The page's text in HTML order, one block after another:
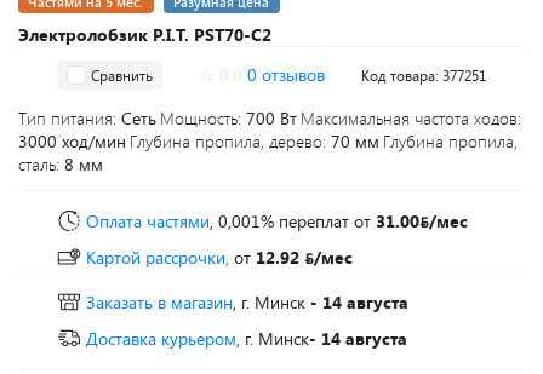
Электролобзик P.I.T. PST70-C2
Сравнить 0 отзывов Код товара: 377251
Тип питания: Сеть Мощность: 700 Вт Максимальная частота ходов:
3000 ход/мин Глубина пропила, дерево: 70 мм Глубина пропила,
сталь: 8 мм
Оплата частями, 0,001% переплат от 31.00 /мес
Картой рассрочки, от 12.92
/мес
Заказать в магазин, г. Минск - 14 августа
Доставка курьером, г. Минск- 14 августа